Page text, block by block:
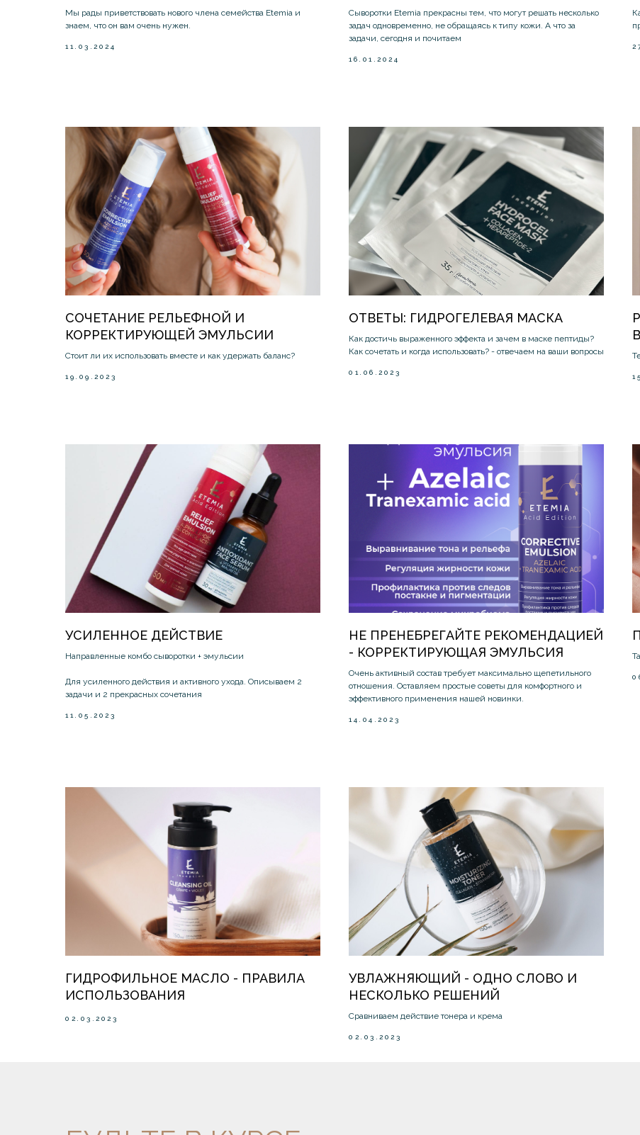
Мы рады приветствовать нового члена семейства Etemia и
знаем, что он вам очень нужен.
11.03.2024
Сыворотки Etemia прекрасны тем, что могут решать несколько
задач одновременно, не обращаясь к типу кожи. А что за
задачи, сегодня и почитаем
16.01.2024
СОЧЕТАНИЕ РЕЛЬЕФНОЙ И
КОРРЕКТИРУЮЩЕЙ ЭМУЛЬСИИ
Стоит ли их использовать вместе и как удержать баланс?
19.09.2023
ОТВЕТЫ: ГИДРОГЕЛЕВАЯ МАСКА
Как достичь выраженного эффекта и зачем в маске пептиды?
Как сочетать и когда использовать? - отвечаем на ваши вопросы
01.06.2023
УСИЛЕННОЕ ДЕЙСТВИЕ
Направленные комбо сыворотки + эмульсии
Для усиленного действия и активного ухода. Описываем 2
задачи и 2 прекрасных сочетания
11.05.2023
НЕ ПРЕНЕБРЕГАЙТЕ РЕКОМЕНДАЦИЕЙ
- КОРРЕКТИРУЮЩАЯ ЭМУЛЬСИЯ
Очень активный состав требует максимально щепетильного
отношения. Оставляем простые советы для комфортного и
эффективного применения нашей новинки.
14.04.2023
ГИДРОФИЛЬНОЕ МАСЛО - ПРАВИЛА
ИСПОЛЬЗОВАНИЯ
02.03.2023
УВЛАЖНЯЮЩИЙ - ОДНО СЛОВО И
НЕСКОЛЬКО РЕШЕНИЙ
Сравниваем действие тонера и крема
02.03.2023